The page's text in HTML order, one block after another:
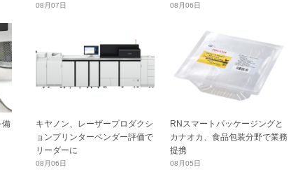
備
08月07日 08月06日
キヤノン、レーザープロダクシ
ョンプリンターベンダー評価で
リーダーに
08月06日
RNスマートパッケージングと
カナオカ、食品包装分野で業務
提携
08月05日